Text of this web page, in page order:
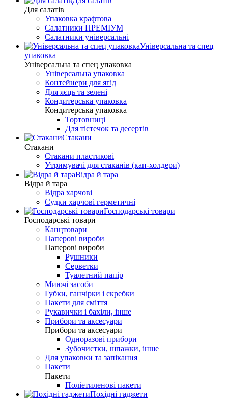
Для салатів
Упаковка крафтова
Салатники ПРЕМІУМ
Салатники універсальні
Універсальна та спец
упаковка
Універсальна та спец упаковка
Універсальна упаковка
Контейнери для ягід
Для яєць та зелені
Кондитерська упаковка
Кондитерська упаковка
Тортовниці
Для тістечок та десертів
Стакани
Стакани
Стакани пластикові
Утримувачі для стаканів (кап-холдери)
Відра й тара
Відра й тара
Відра харчові
Судки харчові герметичні
Господарські товари
Господарські товари
Канцтовари
Паперові вироби
Паперові вироби
Рушники
Серветки
Туалетний папір
Миючі засоби
Губки, ганчірки і скребки
Пакети для сміття
Рукавички і бахіли, інше
Прибори та аксесуари
Прибори та аксесуари
Одноразові прибори
Зубочистки, шпажки, інше
Для упаковки та запікання
Пакети
Пакети
Поліетиленові пакети
Похідні гаджети